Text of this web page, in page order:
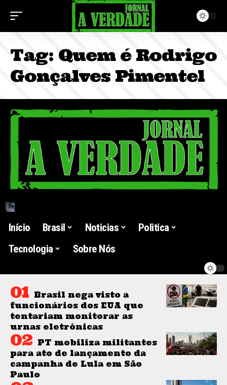
Tag: Quem é Rodrigo
Gonçalves Pimentel
Início Brasil Noticias
Politica
Tecnologia
Sobre Nós
Brasil nega visto a
funcionários dos EUA que
tentariam monitorar as
urnas eletrônicas
PT mobiliza militantes
para ato de lançamento da
campanha de Lula em São
Paulo